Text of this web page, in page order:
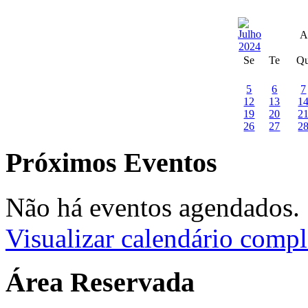
Se Te
5 6
7
12
13
19
20
26
27
Próximos Eventos
Não há eventos agendados.
Visualizar calendário
Área Reservada